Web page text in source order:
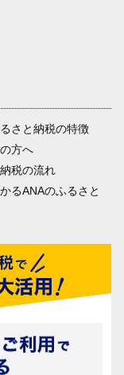
さと納税の特徴
方へ
税の流れ
るANAのふるさと